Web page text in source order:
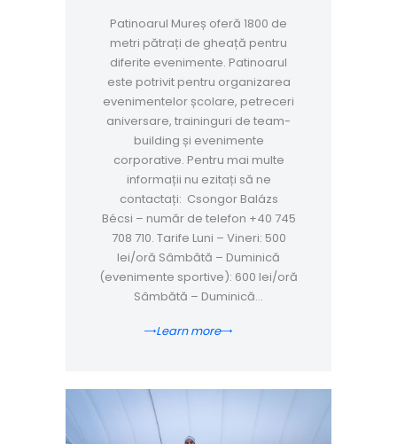
Patinoarul Mureș oferă 1800 de
metri pătrați de gheață pentru
diferite evenimente. Patinoarul
este potrivit pentru organizarea
evenimentelor școlare, petreceri
aniversare, traininguri de team-
building și evenimente
corporative. Pentru mai multe
informații nu ezitați să ne
contactați: Csongor Balázs
Bécsi – număr de telefon +40 745
708 710. Tarife Luni – Vineri: 500
lei/oră Sâmbătă – Duminică
(evenimente sportive): 600 lei/oră
Sâmbătă – Duminică…
Learn more